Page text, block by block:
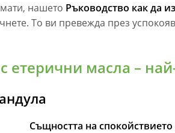
нашето Ръководство как да
То ви превежда през
масла –
Същността на спокойствието